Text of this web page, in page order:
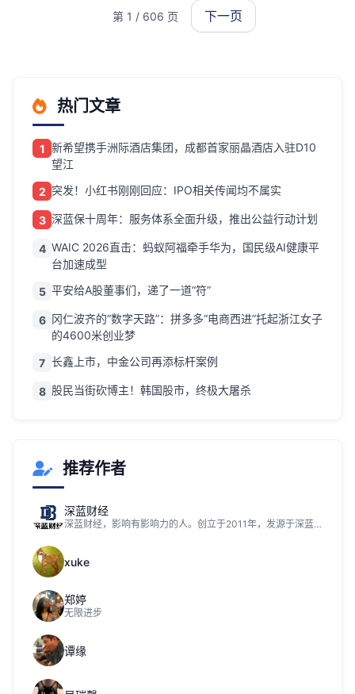
人，是产业真正痛点。
第 1 / 606 页 下一页
热门文章
1 新希望携手洲际酒店集团，成都首家丽晶酒店入驻D10
望江
2 突发！小红书刚刚回应：IPO相关传闻均不属实
3 深蓝保十周年：服务体系全面升级，推出公益行动计划
4 WAIC 2026直击：蚂蚁阿福牵手华为，国民级AI健康平
台加速成型
5 平安给A股董事们，递了一道“符”
6 冈仁波齐的“数字天路”：拼多多“电商西进”托起浙江女子
的4600米创业梦
7 长鑫上市，中金公司再添标杆案例
8 股民当街砍博主！韩国股市，终极大屠杀
推荐作者
深蓝财经
深蓝财经，影响有影响力的人。创立于2011年，发源于深蓝财经记者社区，关注资本市场、公司价值、财经传媒行业，是国内领先的财经新媒体。
xuke
郑婷
无限进步
谭缘